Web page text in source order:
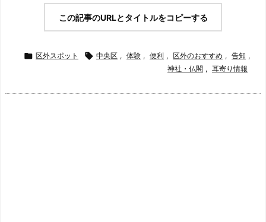
この記事のURLとタイトルをコピーする
 区外スポット  中央区 , 体験 , 便利 , 区外のおすすめ , 告知 ,
神社・仏閣 , 耳寄り情報